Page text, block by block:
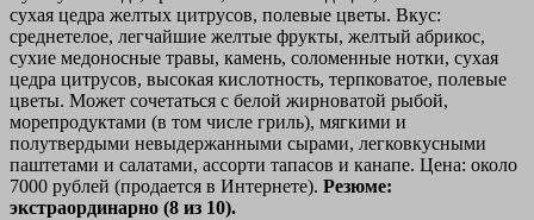
сухая цедра желтых цитрусов, полевые цветы. Вкус:
среднетелое, легчайшие желтые фрукты, желтый абрикос,
сухие медоносные травы, камень, соломенные нотки, сухая
цедра цитрусов, высокая кислотность, терпковатое, полевые
цветы. Может сочетаться с белой жирноватой рыбой,
морепродуктами (в том числе гриль), мягкими и
полутвердыми невыдержанными сырами, легковкусными
паштетами и салатами, ассорти тапасов и канапе. Цена: около
7000 рублей (продается в Интернете). Резюме:
экстраординарно (8 из 10).